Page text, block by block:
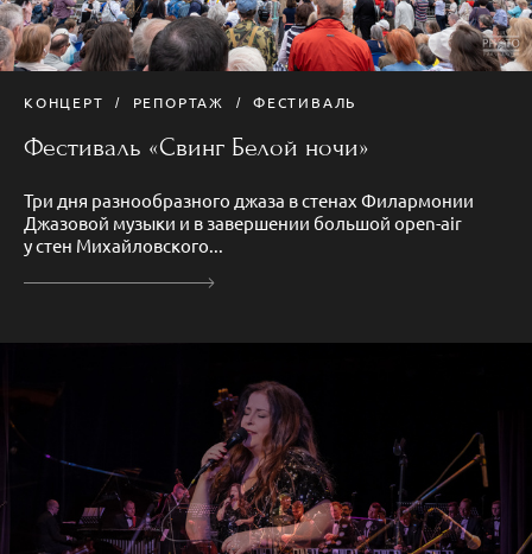
КОНЦЕРТ РЕПОРТАЖ ФЕСТИВАЛЬ
Фестиваль «Свинг Белой ночи»
Три дня разнообразного джаза в стенах Филармонии
Джазовой музыки и в завершении большой open-air
у стен Михайловского...